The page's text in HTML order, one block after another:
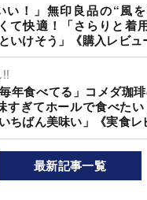
い！」無印良品の“風
て快適！「さらりと着
いけそう」《購入レビュ
年食べてる」コメダ珈
すぎてホールで食べた
ちばん美味い」《実食レ
最新記事一覧